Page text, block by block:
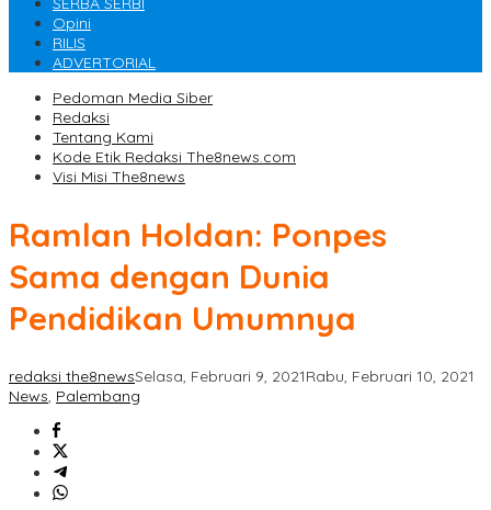
Opini
RILIS
ADVERTORIAL
Pedoman Media Siber
Redaksi
Tentang Kami
Kode Etik Redaksi The8news.com
Visi Misi The8news
Ramlan Holdan: Ponpes
Sama dengan Dunia
Pendidikan Umumnya
redaksi the8newsSelasa, Februari 9, 2021Rabu, Februari 10, 2021
News, Palembang